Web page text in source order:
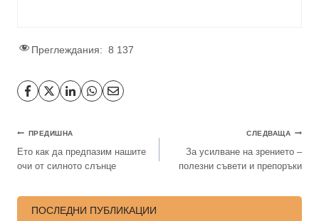
Преглеждания: 8 137
ПРЕДИШНА
Ето как да предпазим нашите
очи от силното слънце
СЛЕДВАЩА
За усилване на зрението –
полезни съвети и препоръки
ПОСЛЕДНИ ПУБЛИКАЦИИ